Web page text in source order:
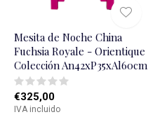
Mesita de Noche China
Fuchsia Royale - Orientique
Colección An42xP35xAl60cm
€325,00
IVA incluido